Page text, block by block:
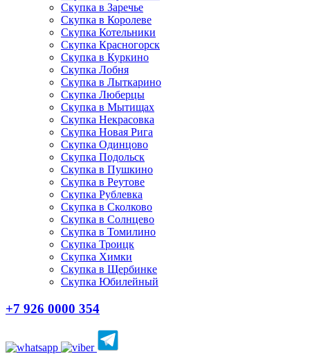
Скупка в Заречье
Скупка в Королеве
Скупка Котельники
Скупка Красногорск
Скупка в Куркино
Скупка Лобня
Скупка в Лыткарино
Скупка Люберцы
Скупка в Мытищах
Скупка Некрасовка
Скупка Новая Рига
Скупка Одинцово
Скупка Подольск
Скупка в Пушкино
Скупка в Реутове
Скупка Рублевка
Скупка в Сколково
Скупка в Солнцево
Скупка в Томилино
Скупка Троицк
Скупка Химки
Скупка в Щербинке
Скупка Юбилейный
+7 926 0000 354